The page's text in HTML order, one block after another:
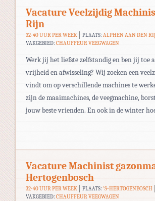
Vacature Veelzijdig
Rijn
32-40 UUR PER WEEK PLAATS: ALPHEN AAN DEN
VAKGEBIED: CHAUFFEUR VEEGWAGEN
Werk jij het liefste zelfstandig en ben jij toe
vrijheid en afwisseling? Wij zoeken een
vindt om op verschillende machines te
zijn de maaimachines, de veegmachine,
jouw beste vrienden. En ook in de winter
Vacature Machinist
Hertogenbosch
32-40 UUR PER WEEK PLAATS: 'S-HERTOGENBOSCH
VAKGEBIED: CHAUFFEUR VEEGWAGEN